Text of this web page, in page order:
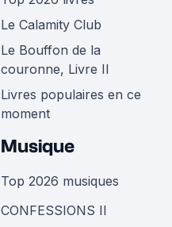
Le Calamity Club
Le Bouffon de la
couronne, Livre II
Livres populaires en ce
moment
Musique
Top 2026 musiques
CONFESSIONS II